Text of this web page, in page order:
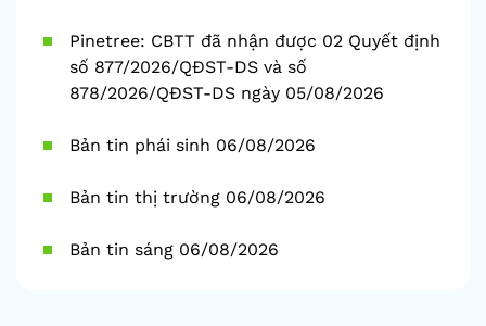
Pinetree: CBTT đã nhận được 02 Quyết định
số 877/2026/QĐST-DS và số
878/2026/QĐST-DS ngày 05/08/2026
Bản tin phái sinh 06/08/2026
Bản tin thị trường 06/08/2026
Bản tin sáng 06/08/2026